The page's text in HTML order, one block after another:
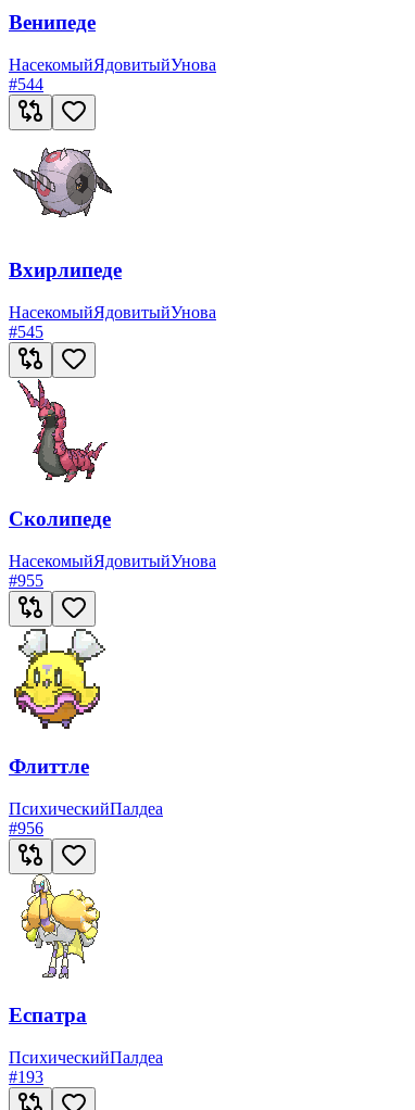
Венипеде
НасекомыйЯдовитыйУнова
#544
Вхирлипеде
НасекомыйЯдовитыйУнова
#545
Сколипеде
НасекомыйЯдовитыйУнова
#955
Флиттле
ПсихическийПалдеа
#956
Еспатра
ПсихическийПалдеа
#193